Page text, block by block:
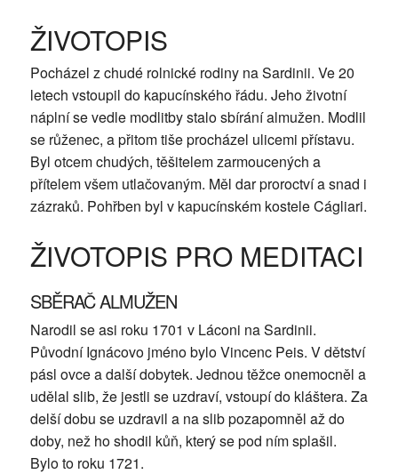
ŽIVOTOPIS
Pocházel z chudé rolnické rodiny na Sardinii. Ve 20
letech vstoupil do kapucínského řádu. Jeho životní
náplní se vedle modlitby stalo sbírání almužen. Modlil
se růženec, a přitom tiše procházel ulicemi přístavu.
Byl otcem chudých, těšitelem zarmoucených a
přítelem všem utlačovaným. Měl dar proroctví a snad i
zázraků. Pohřben byl v kapucínském kostele Cágliari.
ŽIVOTOPIS PRO MEDITACI
SBĚRAČ ALMUŽEN
Narodil se asi roku 1701 v Láconi na Sardinii.
Původní Ignácovo jméno bylo Vincenc Peis. V dětství
pásl ovce a další dobytek. Jednou těžce onemocněl a
udělal slib, že jestli se uzdraví, vstoupí do kláštera. Za
delší dobu se uzdravil a na slib pozapomněl až do
doby, než ho shodil kůň, který se pod ním splašil.
Bylo to roku 1721.